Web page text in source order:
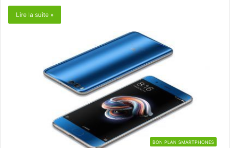
Lire la suite »
BON PLAN SMARTPHONES